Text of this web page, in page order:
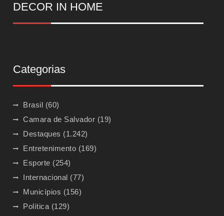
DECOR IN HOME
Categorias
Brasil (60)
Camara de Salvador (19)
Destaques (1.242)
Entretenimento (169)
Esporte (254)
Internacional (77)
Municípios (156)
Política (129)